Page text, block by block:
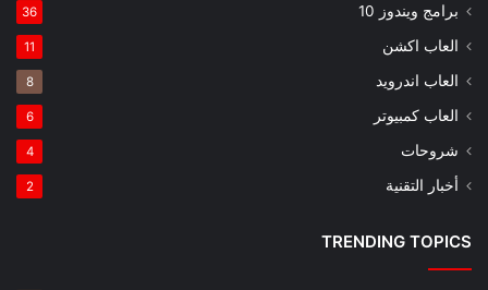
برامج ويندوز 10 36
العاب اكشن 11
العاب اندرويد 8
العاب كمبيوتر 6
شروحات 4
أخبار التقنية 2
TRENDING TOPICS